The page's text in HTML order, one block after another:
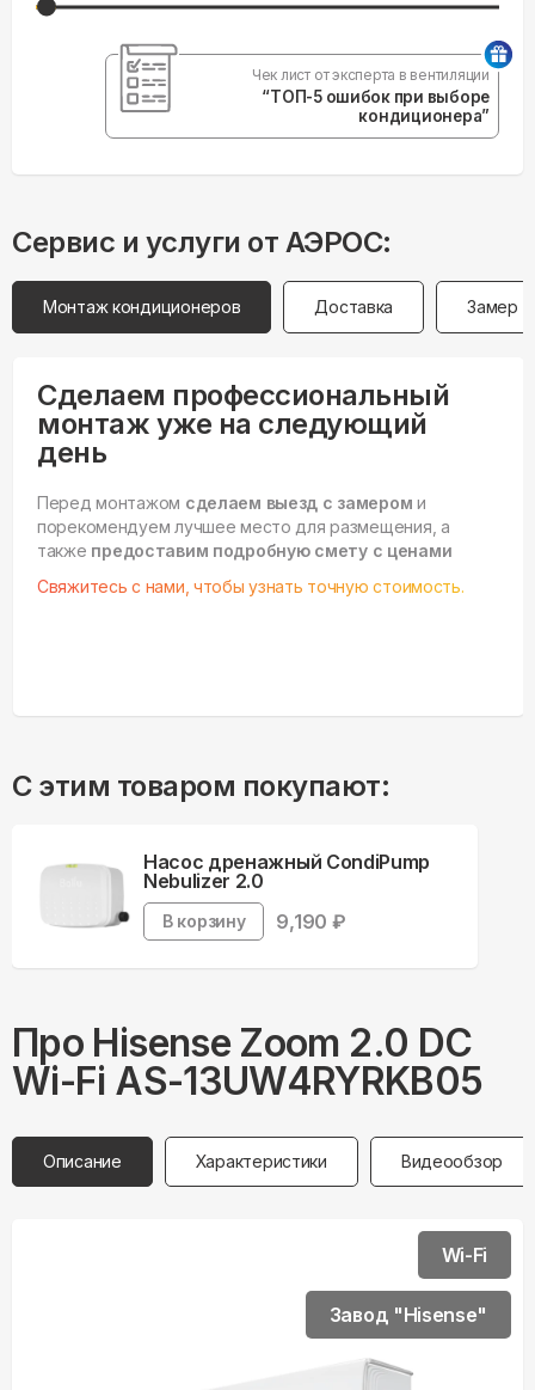
Чек лист от эксперта в вентиляции
“ТОП-5 ошибок при выборе
кондиционера”
Сервис и услуги от АЭРОС:
Монтаж кондиционеров Доставка Замер
Сделаем профессиональный
монтаж уже на следующий
день
Перед монтажом сделаем выезд с замером и
порекомендуем лучшее место для размещения, а
также предоставим подробную смету с ценами
Свяжитесь с нами, чтобы узнать точную стоимость.
С этим товаром покупают:
Насос дренажный CondiPump
Nebulizer 2.0
В корзину 9,190 ₽
Про Hisense Zoom 2.0 DC
Wi-Fi AS-13UW4RYRKB05
Описание Характеристики Видеообзор
Wi-Fi
Завод "Hisense"